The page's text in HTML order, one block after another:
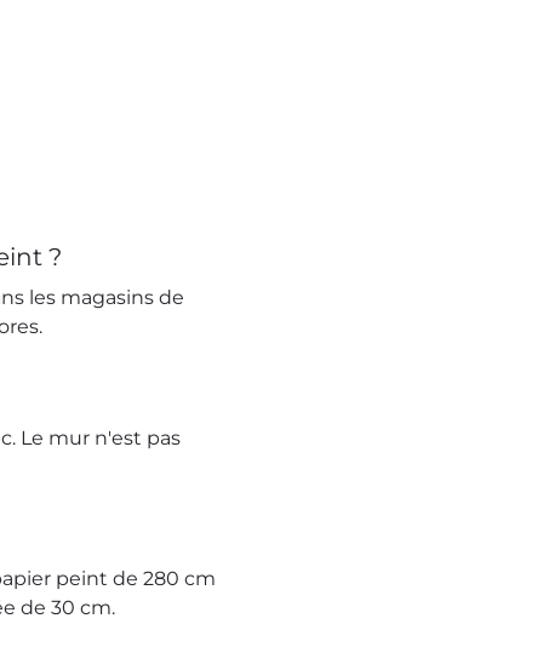
?
les magasins de
Le mur n'est pas
peint de 280 cm
de 30 cm.